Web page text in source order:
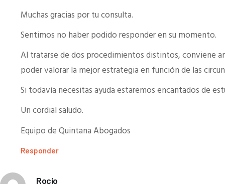
Muchas gracias por tu consulta.
Sentimos no haber podido responder en su momento.
Al tratarse de dos procedimientos distintos, conviene
poder valorar la mejor estrategia en función de las
Si todavía necesitas ayuda estaremos encantados de
Un cordial saludo.
Equipo de Quintana Abogados
Responder
Rocio